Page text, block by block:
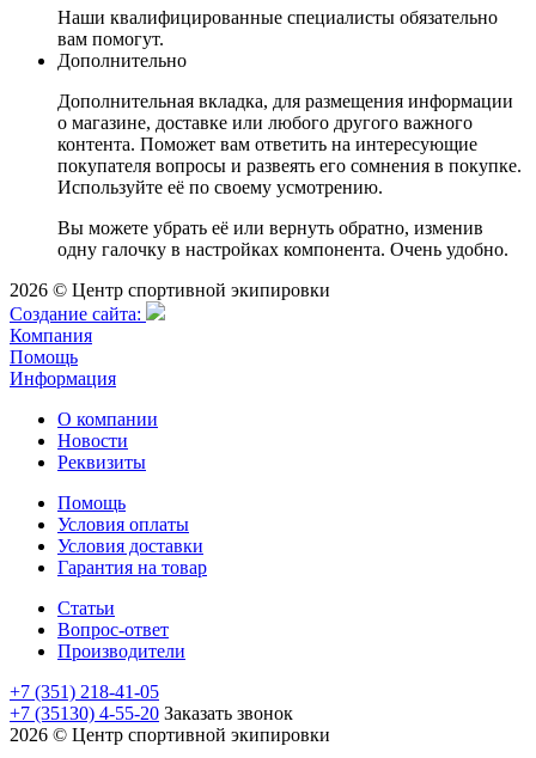
Наши квалифицированные специалисты обязательно
вам помогут.
Дополнительно
Дополнительная вкладка, для размещения информации
о магазине, доставке или любого другого важного
контента. Поможет вам ответить на интересующие
покупателя вопросы и развеять его сомнения в покупке.
Используйте её по своему усмотрению.
Вы можете убрать её или вернуть обратно, изменив
одну галочку в настройках компонента. Очень удобно.
2026 © Центр спортивной экипировки
Cоздание сайта:
Компания
Помощь
Информация
О компании
Новости
Реквизиты
Помощь
Условия оплаты
Условия доставки
Гарантия на товар
Статьи
Вопрос-ответ
Производители
+7 (351) 218-41-05
+7 (35130) 4-55-20 Заказать звонок
2026 © Центр спортивной экипировки